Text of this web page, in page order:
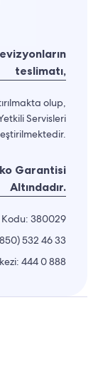
teslimatı,
olup,
Servisleri
Garantisi
Altındadır.
Kodu: 380029
532 46 33
444 0 888